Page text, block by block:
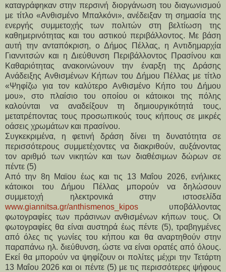
καταγράφηκαν στην περσινή διοργάνωση του διαγωνισμού
με τίτλο «Ανθισμένο Μπαλκόνι», ανέδειξαν τη σημασία της
ενεργής συμμετοχής των πολιτών στη βελτίωση της
καθημερινότητας και του αστικού περιβάλλοντος. Με βάση
αυτή την ανταπόκριση, ο Δήμος Πέλλας, η Αντιδημαρχία
Γιαννιτσών και η Διεύθυνση Περιβάλλοντος Πρασίνου και
Καθαριότητας ανακοινώνουν την έναρξη της Δράσης
Ανάδειξης Ανθισμένων Κήπων του Δήμου Πέλλας με τίτλο
«Ψηφίζω για τον καλύτερο Ανθισμένο Κήπο του Δήμου
μου», στο πλαίσιο του οποίου οι κάτοικοι της πόλης
καλούνται να αναδείξουν τη δημιουργικότητά τους,
μετατρέποντας τους προσωπικούς τους κήπους σε μικρές
οάσεις χρωμάτων και πρασίνου.
Συγκεκριμένα, η φετινή δράση δίνει τη δυνατότητα σε
περισσότερους συμμετέχοντες να διακριθούν, αυξάνοντας
τον αριθμό των νικητών και των διαθέσιμων δώρων σε
πέντε (5)
Από την 8η Μαϊου έως και τις 13 Μαΐου 2026, ενήλικες
κάτοικοι του Δήμου Πέλλας μπορούν να δηλώσουν
www.giannitsa.gr/anthismenos_kipos υποβάλλοντας
φωτογραφίες των πράσινων ανθισμένων κήπων τους. Οι
φωτογραφίες θα είναι αυστηρά έως πέντε (5), τραβηγμένες
από όλες τις γωνίες του κήπου και θα αναρτηθούν στην
παραπάνω ηλ. διεύθυνση, ώστε να είναι ορατές από όλους.
Εκεί θα μπορούν να ψηφίζουν οι πολίτες μέχρι την Τετάρτη
13 Μαΐου 2026 και οι πέντε (5) με τις περισσότερες ψήφους